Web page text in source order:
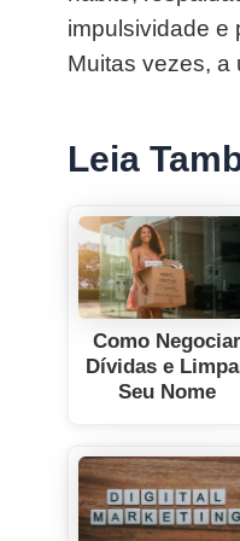
impulsividade e
Muitas vezes, a
Leia
Como Negociar
Dívidas e
Seu Nome